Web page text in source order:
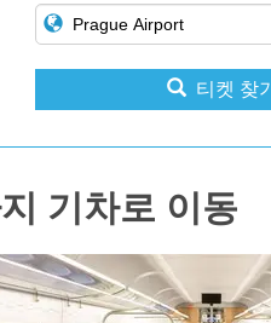
티켓 찾기
기차로 이동